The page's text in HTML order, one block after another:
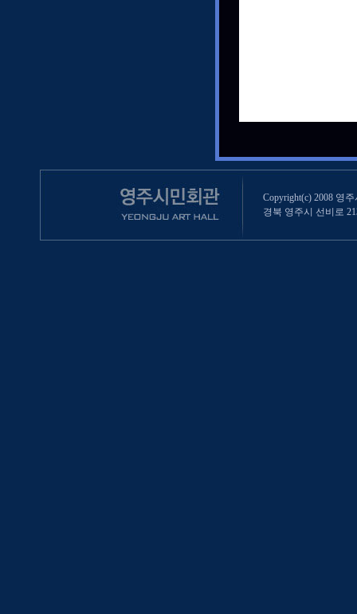
Copyright(c) 2008 영
경북 영주시 선비로